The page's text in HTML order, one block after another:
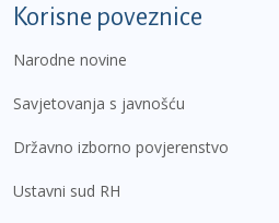
Korisne poveznice
Narodne novine
Savjetovanja s javnošću
Državno izborno povjerenstvo
Ustavni sud RH